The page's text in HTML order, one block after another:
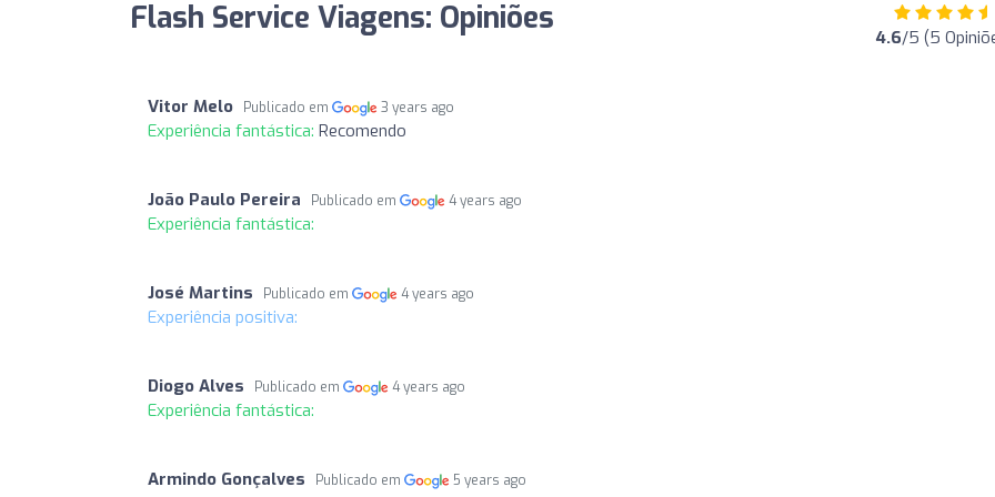
Flash Service Viagens: Opiniões 4.6/5 (5
Vitor Melo Publicado em 3 years ago
Experiência fantástica: Recomendo
João Paulo Pereira Publicado em 4 years ago
Experiência fantástica:
José Martins Publicado em 4 years ago
Experiência positiva:
Diogo Alves Publicado em 4 years ago
Experiência fantástica:
Armindo Gonçalves Publicado em 5 years ago